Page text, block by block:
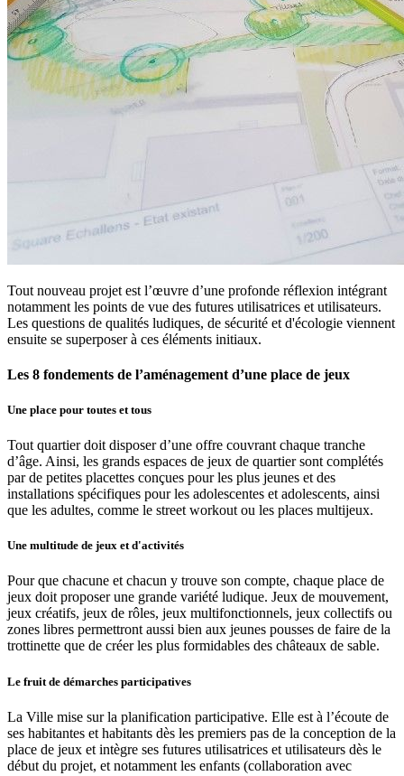
Tout nouveau projet est l’œuvre d’une profonde réflexion intégrant
notamment les points de vue des futures utilisatrices et utilisateurs.
Les questions de qualités ludiques, de sécurité et d'écologie viennent
ensuite se superposer à ces éléments initiaux.
Les 8 fondements de l’aménagement d’une place de jeux
Une place pour toutes et tous
Tout quartier doit disposer d’une offre couvrant chaque tranche
d’âge. Ainsi, les grands espaces de jeux de quartier sont complétés
par de petites placettes conçues pour les plus jeunes et des
installations spécifiques pour les adolescentes et adolescents, ainsi
que les adultes, comme le street workout ou les places multijeux.
Une multitude de jeux et d'activités
Pour que chacune et chacun y trouve son compte, chaque place de
jeux doit proposer une grande variété ludique. Jeux de mouvement,
jeux créatifs, jeux de rôles, jeux multifonctionnels, jeux collectifs ou
zones libres permettront aussi bien aux jeunes pousses de faire de la
trottinette que de créer les plus formidables des châteaux de sable.
Le fruit de démarches participatives
La Ville mise sur la planification participative. Elle est à l’écoute de
ses habitantes et habitants dès les premiers pas de la conception de la
place de jeux et intègre ses futures utilisatrices et utilisateurs dès le
début du projet, et notamment les enfants (collaboration avec